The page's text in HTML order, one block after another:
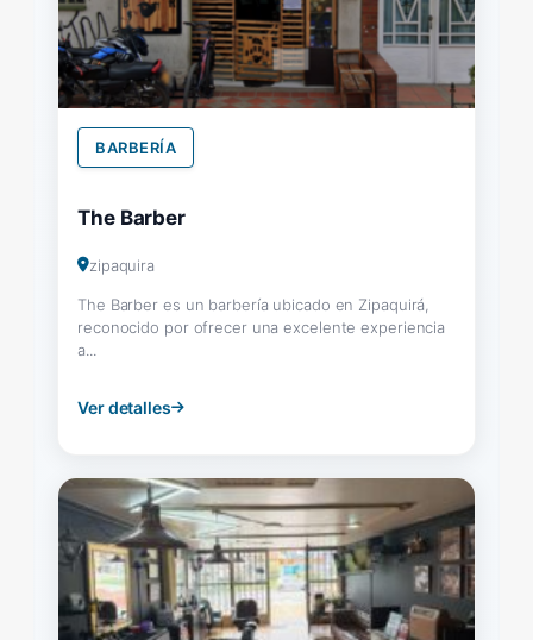
BARBERÍA
The Barber
zipaquira
The Barber es un barbería ubicado en Zipaquirá,
reconocido por ofrecer una excelente experiencia
a...
Ver detalles